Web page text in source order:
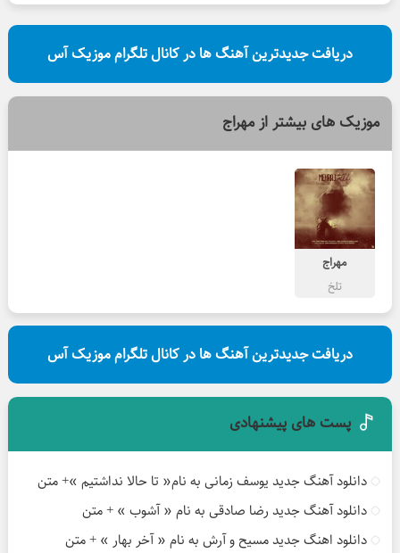
دریافت جدیدترین آهنگ ها در کانال تلگرام موزیک آس
موزیک های بیشتر ازمهراج
مهراج
تلخ
دریافت جدیدترین آهنگ ها در کانال تلگرام موزیک آس
پست های پیشنهادی
دانلود آهنگ جدید یوسف زمانی به نام« تا حالا نداشتیم »+ متن
دانلود آهنگ جدید رضا صادقی به نام « آشوب » + متن
دانلود اهنگ جدید مسیح و آرش به نام « آخر بهار » + متن